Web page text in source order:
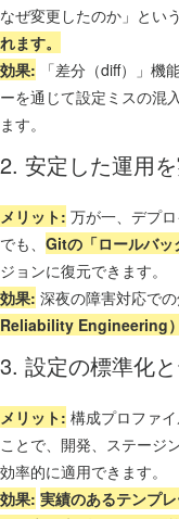
なぜ変更したのか」とい
れます。
効果: 「差分（diff）」機
ーを通じて設定ミスの混
ます。
2. 安定した運用
メリット: 万が一、デプ
でも、 Gitの「ロールバッ
ジョンに復元できます。
効果: 深夜の障害対応で
Reliability Engineering）
3. 設定の標準化
メリット: 構成プロファ
ことで、開発、ステージ
効率的に適用できます。
効果: 実績のあるテンプ